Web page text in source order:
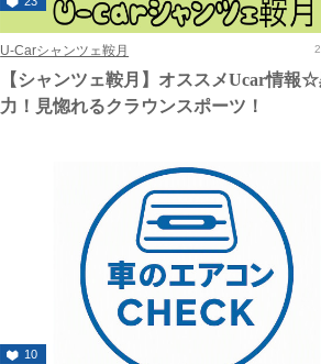
U-Carシャンツェ鞍月
【シャンツェ鞍月】オススメUcar情報
力！見惚れるクラウンスポーツ！
10